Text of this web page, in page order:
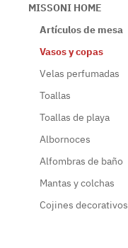
MISSONI HOME
Artículos de mesa
Vasos y copas
Velas perfumadas
Toallas
Toallas de playa
Albornoces
Alfombras de baño
Mantas y colchas
Cojines decorativos